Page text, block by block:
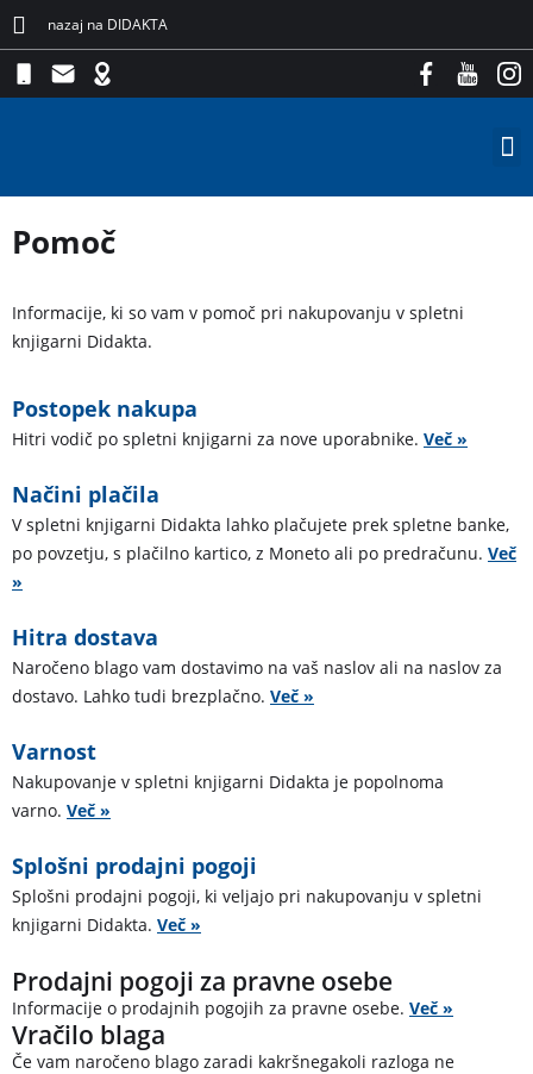
nazaj na DIDAKTA
Pomoč
Informacije, ki so vam v pomoč pri nakupovanju v spletni
knjigarni Didakta.
Postopek nakupa
Hitri vodič po spletni knjigarni za nove uporabnike. Več »
Načini plačila
V spletni knjigarni Didakta lahko plačujete prek spletne banke,
po povzetju, s plačilno kartico, z Moneto ali po predračunu. Več
»
Hitra dostava
Naročeno blago vam dostavimo na vaš naslov ali na naslov za
dostavo. Lahko tudi brezplačno. Več »
Varnost
Nakupovanje v spletni knjigarni Didakta je popolnoma
varno. Več »
Splošni prodajni pogoji
Splošni prodajni pogoji, ki veljajo pri nakupovanju v spletni
knjigarni Didakta. Več »
Prodajni pogoji za pravne osebe
Informacije o prodajnih pogojih za pravne osebe. Več »
Vračilo blaga
Če vam naročeno blago zaradi kakršnegakoli razloga ne